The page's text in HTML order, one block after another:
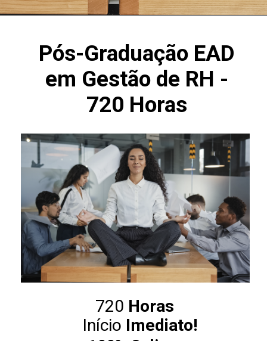
Pós-Graduação EAD
em Gestão de RH -
720 Horas
Início Imediato!
720 Horas